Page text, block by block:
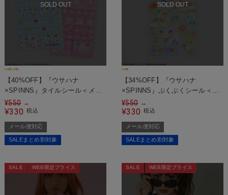
SOLD OUT
【40%OFF】『ウサハナ
×SPINNS』タイルシール＜メー
ル便対応＞
¥550 →
¥330 税込
メール便対応
SALEまとめ割対象
SOLD OUT
【34%OFF】『ウサハナ
×SPINNS』ぷくぷくシール＜メ
ール便対応＞
¥550 →
¥330 税込
メール便対応
SALEまとめ割対象
SALE WEB限定プライス SALE WEB限定プライス